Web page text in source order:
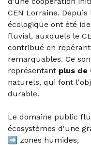
CEN Lorraine.
écologique ont été
fluvial, auxquels le
contribué en
remarquables. Ce
représentant plus de
naturels, qui font
durable.
Le domaine public
écosystèmes d'une
➡️ zones humides,